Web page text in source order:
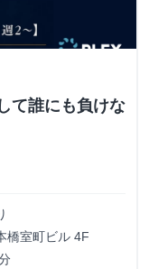
て誰にも負けな
橋室町ビル 4F